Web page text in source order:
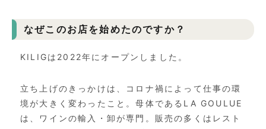
なぜこのお店を始めたのですか？
KILIGは2022年にオープンしました。
立ち上げのきっかけは、コロナ禍によって仕事の環
境が大きく変わったこと。母体である LA GOULUE
は、ワインの輸入・卸が専門。販売の多くはレスト